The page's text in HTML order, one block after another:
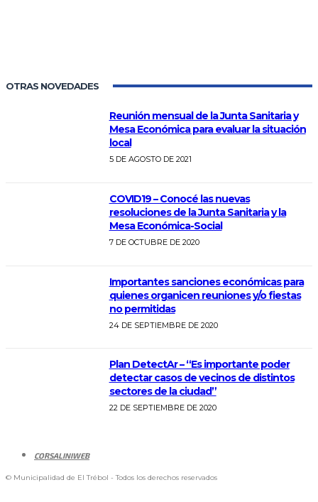
OTRAS NOVEDADES
Reunión mensual de la Junta Sanitaria y
Mesa Económica para evaluar la situación
local
5 DE AGOSTO DE 2021
COVID19 – Conocé las nuevas
resoluciones de la Junta Sanitaria y la
Mesa Económica-Social
7 DE OCTUBRE DE 2020
Importantes sanciones económicas para
quienes organicen reuniones y/o fiestas
no permitidas
24 DE SEPTIEMBRE DE 2020
Plan DetectAr – “Es importante poder
detectar casos de vecinos de distintos
sectores de la ciudad”
22 DE SEPTIEMBRE DE 2020
CORSALINIWEB
© Municipalidad de El Trébol - Todos los derechos reservados